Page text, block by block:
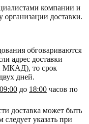
компании и
организации доставки.
обговариваются
адрес доставки
МКАД), то срок
дней.
09:00 до 18:00 часов по
доставка может быть
указать при